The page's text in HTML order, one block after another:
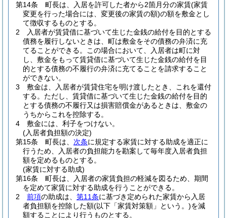
第14条
町長は、入居を許可した者から2箇月分の家賃(家賃
変更を行った場合には、変更後の家賃の額)の額を敷金とし
て徴収するものとする。
2
入居者が賃貸借に基づいて生じた金銭の給付を目的とする
債務を履行しないときは、町は敷金をその債務の弁済に充
てることができる。
この場合において、入居者は町に対
し、敷金をもって賃貸借に基づいて生じた金銭の給付を目
的とする債務の不履行の弁済に充てることを請求すること
ができない。
3
敷金は、入居者が賃貸住宅を明け渡したとき、これを還付
する。 ただし、賃貸借に基づいて生じた金銭の給付を目的
とする債務の不履行又は損害賠償金があるときは、敷金の
うちからこれを控除する。
4
敷金には、利子をつけない。
(入居者負担額の決定)
第15条
町長は、 次条に規定する家賃に対する助成を適正に
行うため、入居者の負担能力を勘案して毎年度入居者負担
額を定めるものとする。
(家賃に対する助成)
第16条
町長は、入居者の家賃負担の軽減を図るため、期間
を定めて家賃に対する助成を行うことができる。
2
前項の助成は、 第11条に基づき定められた家賃から入居
者負担額を控除した額(以下「家賃対策額」という。)を減
額することにより行うものとする。